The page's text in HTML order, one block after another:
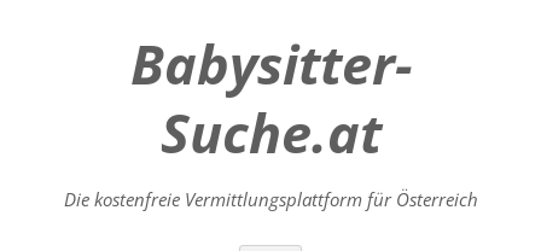
Babysitter-
Suche.at
Die kostenfreie Vermittlungsplattform für Österreich